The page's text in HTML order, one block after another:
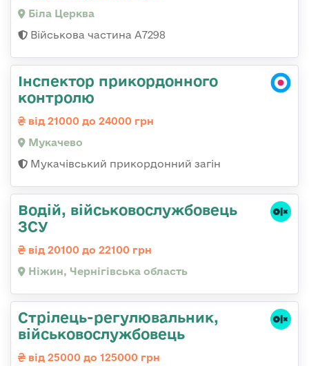
Біла Церква
Військова частина А7298
Інспектор прикордонного
контролю
від 21000 до 24000 грн
Мукачево
Мукачівський прикордонний загін
Водій, військовослужбовець
ЗСУ
від 20100 до 22100 грн
Ніжин, Чернігівська область
Стpілець-регулювальник,
військовослужбовець
від 25000 до 125000 грн